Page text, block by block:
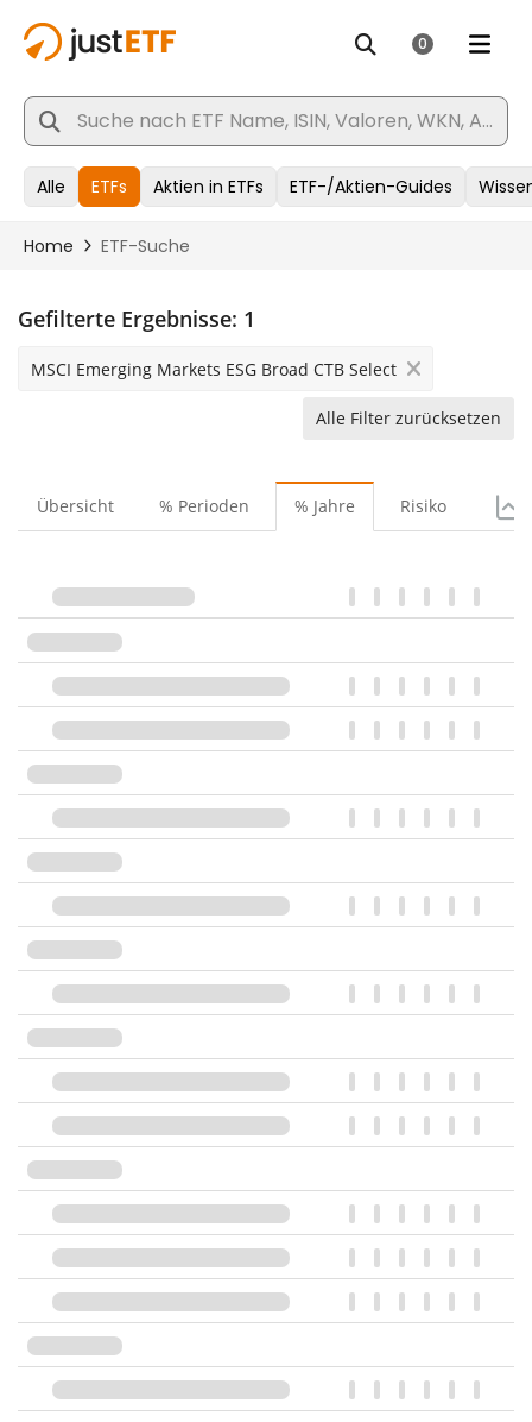
Gefilterte Ergebnisse: 1
MSCI Emerging Markets ESG Broad CTB Select
Alle Filter zurücksetzen
Übersicht % Perioden % Jahre Risiko